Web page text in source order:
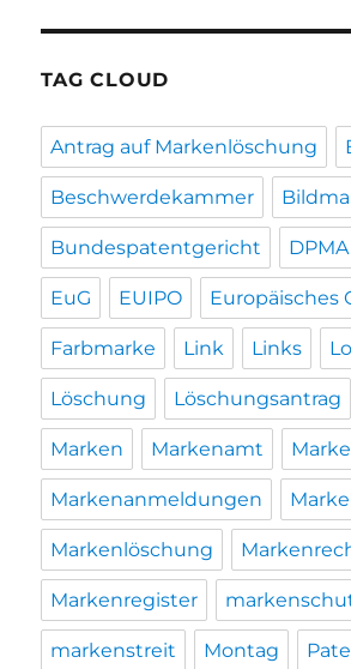
TAG CLOUD
Antrag auf Markenlöschung
Beschwerdekammer
Bundespatentgericht DPMA
EuG EUIPO Europäisches
Farbmarke Link Links
Löschung Löschungsantrag
Marken Markenamt
Markenanmeldungen
Markenlöschung
Markenregister
markenstreit Montag